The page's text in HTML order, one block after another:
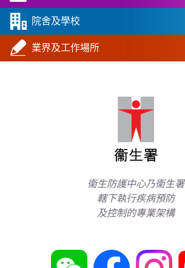
院舍及學校
業界及工作場所
衞生防護中心乃衞生署
轄下執行疾病預防
及控制的專業架構